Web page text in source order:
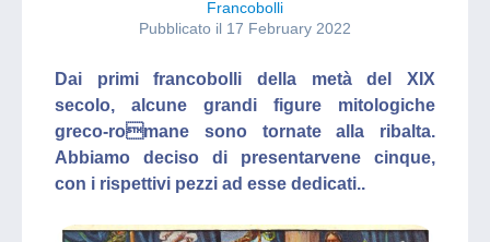
Francobolli
Pubblicato il 17 February 2022
Dai primi francobolli della metà del XIX
secolo, alcune grandi figure mitologiche
greco-romane sono tornate alla ribalta.
Abbiamo deciso di presentarvene cinque,
con i rispettivi pezzi ad esse dedicati..